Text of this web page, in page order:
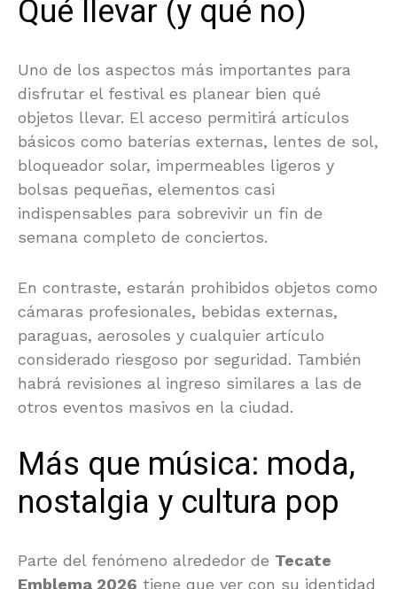
Qué llevar (y qué no)
Uno de los aspectos más importantes para
disfrutar el festival es planear bien qué
objetos llevar. El acceso permitirá artículos
básicos como baterías externas, lentes de sol,
bloqueador solar, impermeables ligeros y
bolsas pequeñas, elementos casi
indispensables para sobrevivir un fin de
semana completo de conciertos.
En contraste, estarán prohibidos objetos como
cámaras profesionales, bebidas externas,
paraguas, aerosoles y cualquier artículo
considerado riesgoso por seguridad. También
habrá revisiones al ingreso similares a las de
otros eventos masivos en la ciudad.
Más que música: moda,
nostalgia y cultura pop
Parte del fenómeno alrededor de Tecate
Emblema 2026 tiene que ver con su identidad